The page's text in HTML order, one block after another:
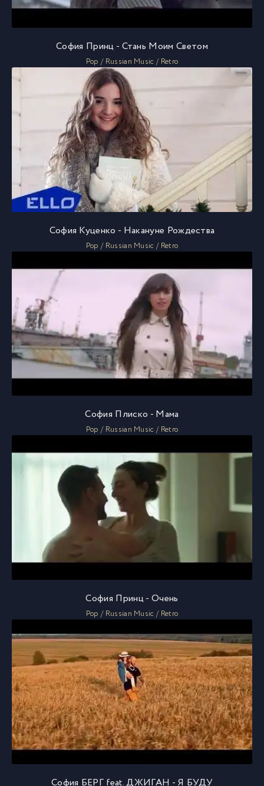
София Принц - Стань Моим Светом
Pop / Russian Music / Retro
София Куценко - Накануне Рождества
Pop / Russian Music / Retro
София Плиско - Мама
Pop / Russian Music / Retro
София Принц - Очень
Pop / Russian Music / Retro
София БЕРГ feat. ДЖИГАН - Я БУДУ